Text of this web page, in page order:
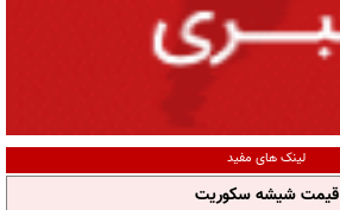
لینک های مفید
قیمت شیشه سکوریت